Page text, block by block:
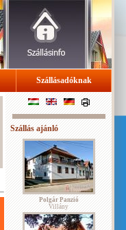
Szállásadóknak
Szállás ajánló
Polgár Panzió
Villány